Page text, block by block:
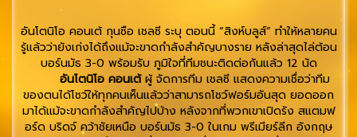
อันโตนิโอ คอนเต้ กุนซือ เชลซี ระบุ ตอนนี้ “สิงห์บลูส์” ทำให้หลายคน
รู้แล้วว่ายังเก่งได้ถึงแม้จะขาดกำลังสำคัญบางราย หลังล่าสุดไล่ต้อน
บอร์นมัธ 3-0 พร้อมรับ ภูมิใจที่ทีมชนะติดต่อกันแล้ว 12 นัด
อันโตนิโอ คอนเต้ผู้ จัดการทีม เชลซี แสดงความเชื่อว่าทีม
ของตนได้โชว์ให้ทุกคนเห็นแล้วว่าสามารถโชว์ฟอร์มอันสุด ยอดออก
มาได้แม้จะขาดกำลังสำคัญไปบ้าง หลังจากที่พวกเขาเปิดรัง สแตมฟ
อร์ด บริดจ์ คว้าชัยเหนือ บอร์นมัธ 3-0 ในเกม พรีเมียร์ลีก อังกฤษ